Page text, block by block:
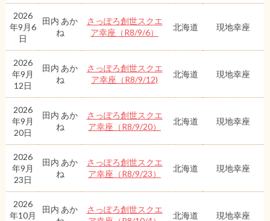
2026
年9月6
日
田内 あか
ね
さっぽろ創世スクエ
ア幸座（R8/9/6）
北海道 現地幸座
2026
年9月
12日
田内 あか
ね
さっぽろ創世スクエ
ア幸座（R8/9/12)
北海道 現地幸座
2026
年9月
20日
田内 あか
ね
さっぽろ創世スクエ
ア幸座（R8/9/20）
北海道 現地幸座
2026
年9月
23日
田内 あか
ね
さっぽろ創世スクエ
ア幸座（R8/9/23）
北海道 現地幸座
2026
年10月
田内 あか
さっぽろ創世スクエ
北海道 現地幸座